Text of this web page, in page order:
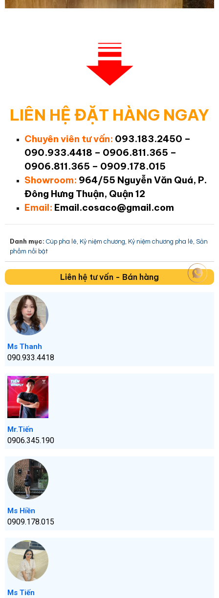
LIÊN HỆ ĐẶT HÀNG NGAY
Chuyên viên tư vấn: 093.183.2450 –
090.933.4418 – 0906.811.365 –
0906.811.365 – 0909.178.015
Showroom: 964/55 Nguyễn Văn Quá, P.
Đông Hưng Thuận, Quận 12
Email: Email.cosaco@gmail.com
Danh mục: Cúp pha lê Kỷ niệm chương Kỷ niệm chương pha lê Sản
phẩm nổi bật
Liên hệ tư vấn - Bán hàng
Ms Thanh
090.933.4418
Mr.Tiến
0906.345.190
Ms Hiền
0909.178.015
Ms Tiến